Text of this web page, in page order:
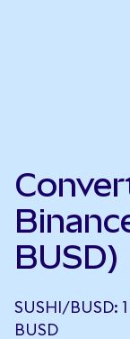
BUSD)
SUSHI/BUSD: 1
BUSD